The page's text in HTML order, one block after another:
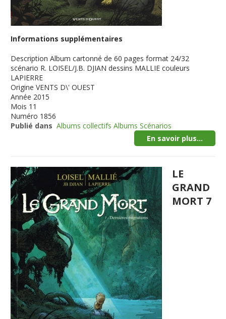
Informations supplémentaires
Description Album cartonné de 60 pages format 24/32
scénario R. LOISEL/J.B. DJIAN dessins MALLIE couleurs
LAPIERRE
Origine VENTS D\' OUEST
Année 2015
Mois 11
Numéro 1856
Publié dans Albums collectifs Albums Scénarios
En savoir plus...
LE
GRAND
MORT 7